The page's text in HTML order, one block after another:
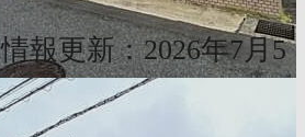
情報更新：2026年7月5